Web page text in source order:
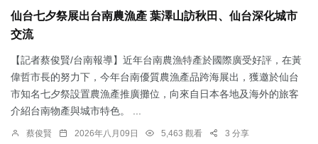
仙台七夕祭展出台南農漁產 葉澤山訪秋田、仙台深化城市
交流
【記者蔡俊賢/台南報導】近年台南農漁特產於國際廣受好評，在黃
偉哲市長的努力下，今年台南優質農漁產品跨海展出，獲邀於仙台
市知名七夕祭設置農漁產推廣攤位，向來自日本各地及海外的旅客
介紹台南物產與城市特色。 ...
蔡俊賢 2026年八月09日 5,463 觀看 3 分享